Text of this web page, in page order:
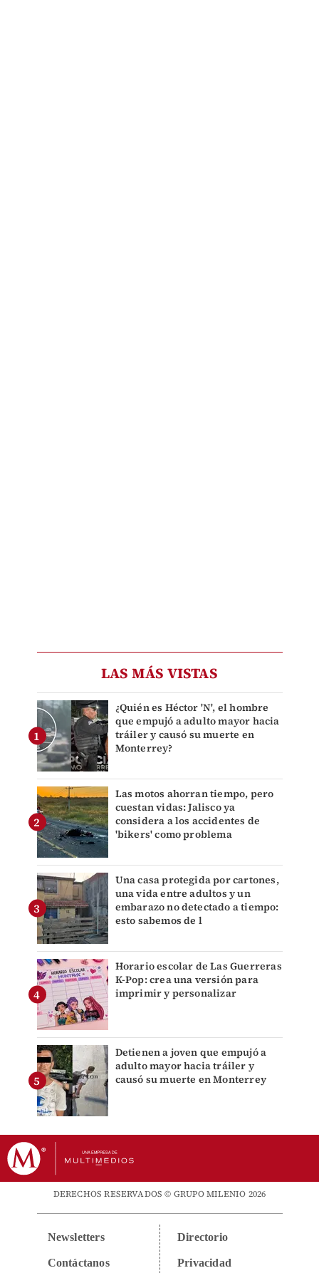
LAS MÁS VISTAS
¿Quién es Héctor 'N', el hombre
que empujó a adulto mayor hacia
tráiler y causó su muerte en
Monterrey?
Las motos ahorran tiempo, pero
cuestan vidas: Jalisco ya
considera a los accidentes de
'bikers' como problema
Una casa protegida por cartones,
una vida entre adultos y un
embarazo no detectado a tiempo:
esto sabemos de l
Horario escolar de Las Guerreras
K-Pop: crea una versión para
imprimir y personalizar
Detienen a joven que empujó a
adulto mayor hacia tráiler y
causó su muerte en Monterrey
DERECHOS RESERVADOS © GRUPO MILENIO 2026
Newsletters
Contáctanos
Directorio
Privacidad